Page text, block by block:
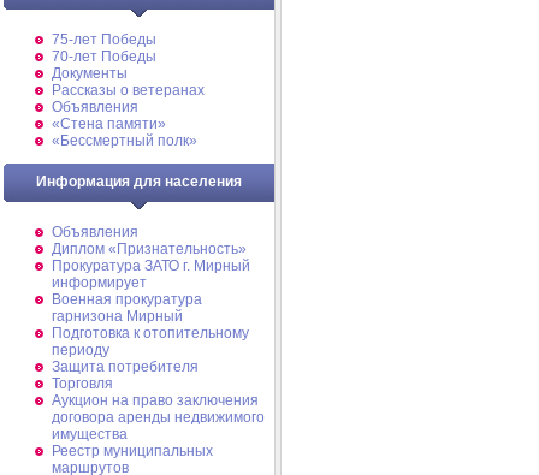
75-лет Победы
70-лет Победы
Документы
Рассказы о ветеранах
Объявления
«Стена памяти»
«Бессмертный полк»
Информация для населения
Объявления
Диплом «Признательность»
Прокуратура ЗАТО г. Мирный
информирует
Военная прокуратура
гарнизона Мирный
Подготовка к отопительному
периоду
Защита потребителя
Торговля
Аукцион на право заключения
договора аренды недвижимого
имущества
Реестр муниципальных
маршрутов